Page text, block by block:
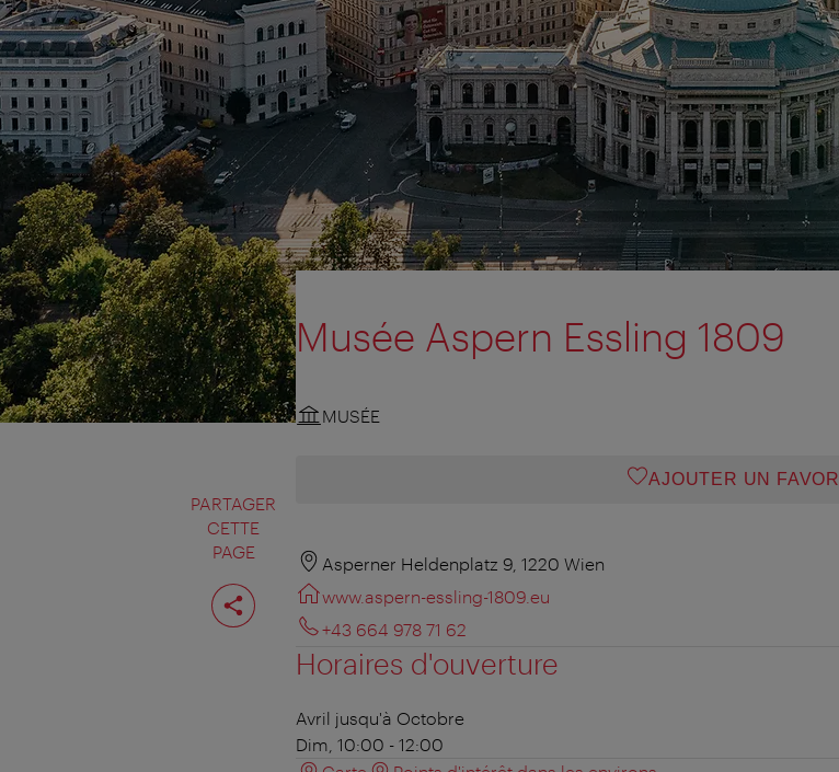
PARTAGER
CETTE
PAGE
Partager
cette
page
Musée Aspern Essling 1809
MUSÉE
AJOUTER UN FAVORI
Asperner Heldenplatz 9, 1220 Wien
www.aspern-essling-1809.eu
+43 664 978 71 62
Horaires d'ouverture
Avril jusqu'à Octobre
Dim, 10:00 - 12:00